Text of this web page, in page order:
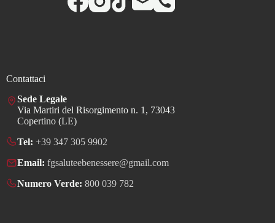
Contattaci
Sede Legale
Via Martiri del Risorgimento n. 1, 73043
Copertino (LE)
Tel: +39 347 305 9902
Email: fgsaluteebenessere@gmail.com
Numero Verde: 800 039 782